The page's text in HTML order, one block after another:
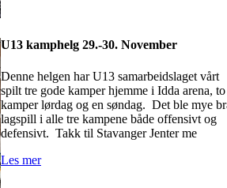
U13 kamphelg 29.-30. November
Denne helgen har U13 samarbeidslaget vårt
spilt tre gode kamper hjemme i Idda arena, to
kamper lørdag og en søndag. Det ble mye
lagspill i alle tre kampene både offensivt og
defensivt. Takk til Stavanger Jenter me
Les mer